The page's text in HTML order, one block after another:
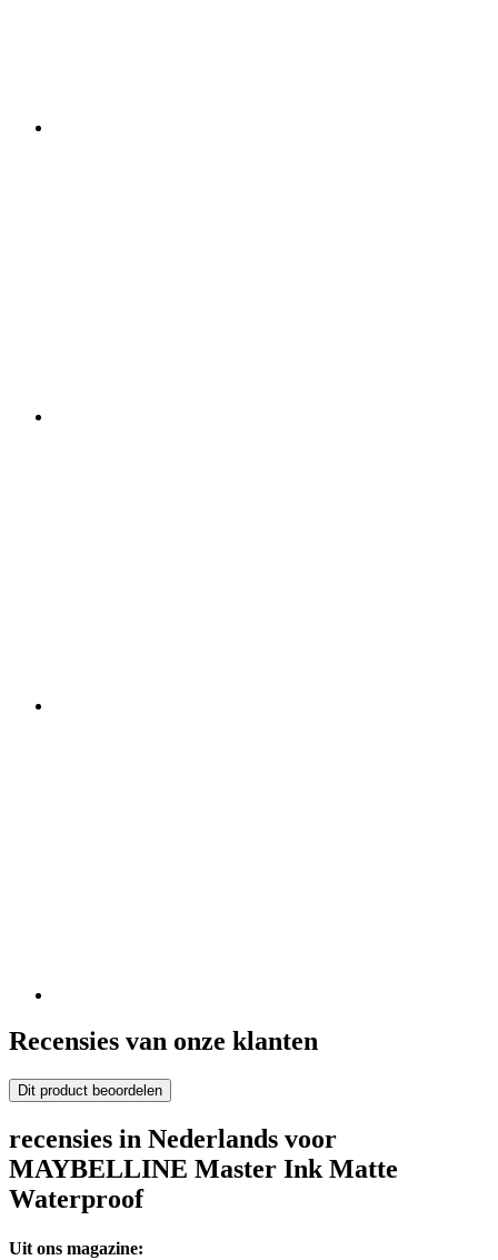
Recensies van onze klanten
Dit product beoordelen
recensies in Nederlands voor
MAYBELLINE Master Ink Matte
Waterproof
Uit ons magazine: